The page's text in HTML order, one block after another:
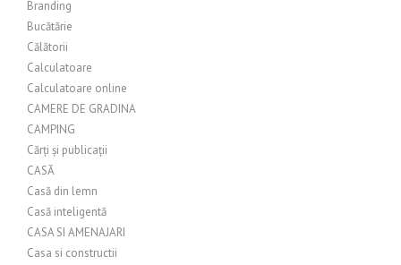
Branding
Bucătărie
Călătorii
Calculatoare
Calculatoare online
CAMERE DE GRADINA
CAMPING
Cărți și publicații
CASĂ
Casă din lemn
Casă inteligentă
CASA SI AMENAJARI
Casa si constructii